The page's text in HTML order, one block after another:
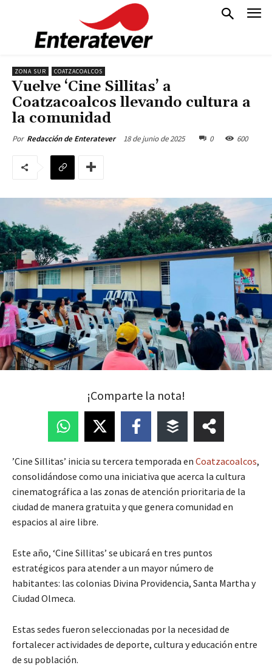
ZONA SUR COATZACOALCOS
Vuelve ‘Cine Sillitas’ a
Coatzacoalcos llevando cultura a
la comunidad
Por Redacción de Enteratever 18 de junio de 2025 0 600
¡Comparte la nota!
’Cine Sillitas’ inicia su tercera temporada en Coatzacoalcos,
consolidándose como una iniciativa que acerca la cultura
cinematográfica a las zonas de atención prioritaria de la
ciudad de manera gratuita y que genera comunidad en
espacios al aire libre.
Este año, ‘Cine Sillitas’ se ubicará en tres puntos
estratégicos para atender a un mayor número de
habitantes: las colonias Divina Providencia, Santa Martha y
Ciudad Olmeca.
Estas sedes fueron seleccionadas por la necesidad de
fortalecer actividades de deporte, cultura y educación entre
de su población.